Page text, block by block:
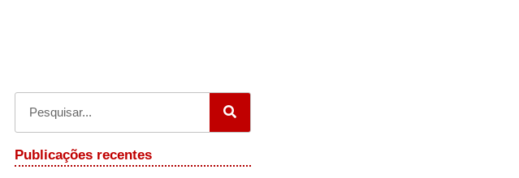
Publicações recentes